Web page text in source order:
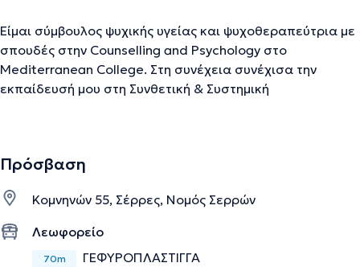
Είμαι σύμβουλος ψυχικής υγείας και ψυχοθεραπεύτρια με
σπουδές στην Counselling and Psychology στo
Μediterranean College. Στη συνέχεια συνέχισα την
εκπαίδευσή μου στη Συνθετική & Συστημική
θεραπεία και ζεύγος. Στόχος μου είναι να δημιουργώ έναν
εκφραστεί ελεύθερα, να κατανοήσει βαθύτερα τον εαυτό
του και να βρει νέους τρόπους σύνδεσης και ισορροπίας
στη ζωή του.
Πρόσβαση
Κομνηνών 55, Σέρρες, Νομός Σερρών
Λεωφορείο
70m ΓΕΦΥΡΟΠΛΆΣΤΙΓΓΑ